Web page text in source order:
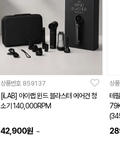
상품번호 859137
[iLAB] 아이랩 윈드 블라스터 에어건 청
소기 140,000RPM
42,900원 ~
상
테